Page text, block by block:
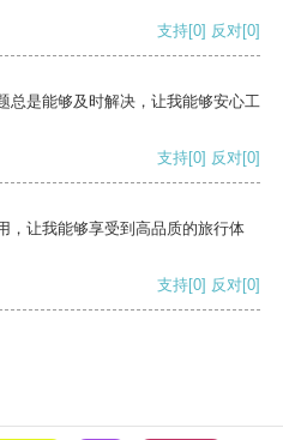
支持[0] 反对[0]
总是能够及时解决，让我能够安心工
支持[0] 反对[0]
，让我能够享受到高品质的旅行体
支持[0] 反对[0]